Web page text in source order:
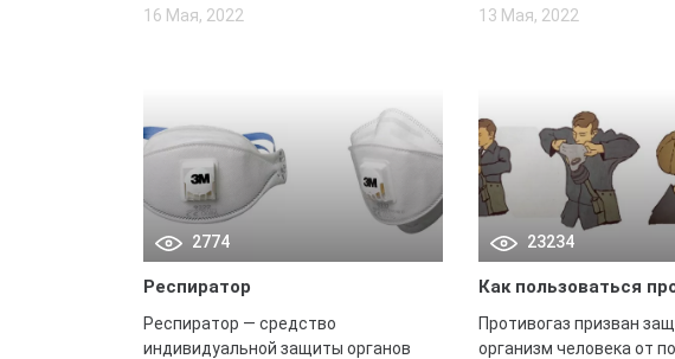
16 Мая, 2022
13 Мая, 2022
2774
Респиратор
Респиратор — средство
индивидуальной защиты органов
23234
Как пользоваться
Противогаз призван
организм человека от